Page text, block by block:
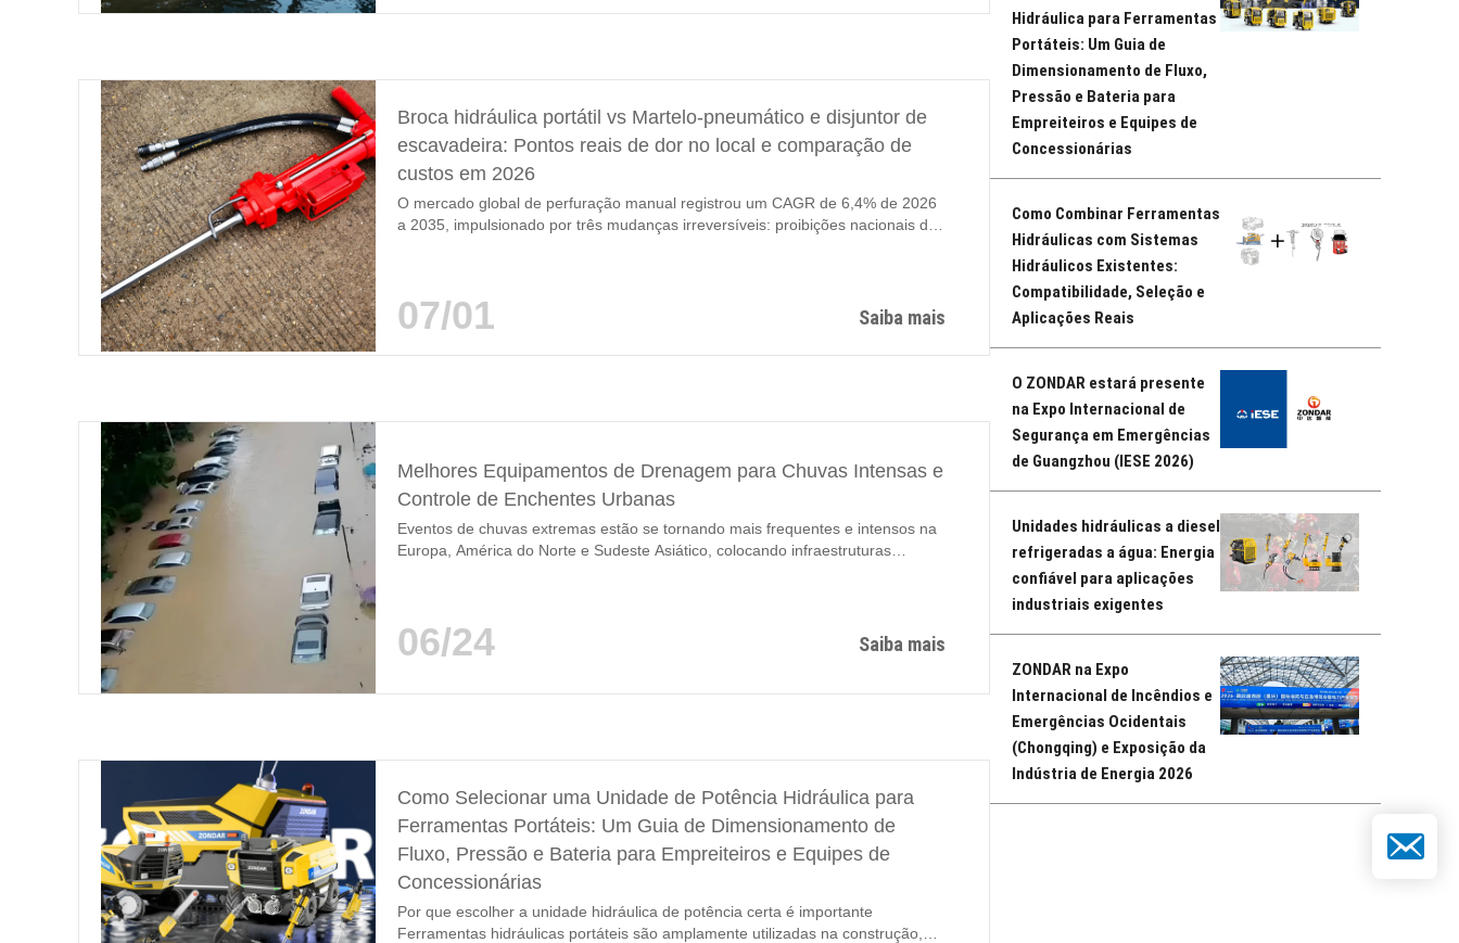
Broca hidráulica portátil vs Martelo-pneumático e disjuntor de
escavadeira: Pontos reais de dor no local e comparação de
custos em 2026
O mercado global de perfuração manual registrou um CAGR de 6,4% de 2026
a 2035, impulsionado por três mudanças irreversíveis: proibições nacionais de
minas artesanais subterrâneas, deve ter tido dificuldades para...
07/01 Saiba mais
Melhores Equipamentos de Drenagem para Chuvas Intensas e
Controle de Enchentes Urbanas
Eventos de chuvas extremas estão se tornando mais frequentes e intensos na
Europa, América do Norte e Sudeste Asiático, colocando infraestruturas
túneis, alagamento de garagens subterrâneas, paralisia do trânsito e até danos
estruturais a instalações municipais. Por...
06/24 Saiba mais
Como Selecionar uma Unidade de Potência Hidráulica para
Ferramentas Portáteis: Um Guia de Dimensionamento de
Fluxo, Pressão e Bateria para Empreiteiros e Equipes de
Concessionárias
Por que escolher a unidade hidráulica de potência certa é importante
Ferramentas hidráulicas portáteis são amplamente utilizadas na construção,
Hidráulica para Ferramentas
Portáteis: Um Guia de
Dimensionamento de Fluxo,
Pressão e Bateria para
Empreiteiros e Equipes de
Concessionárias
Como Combinar Ferramentas
Hidráulicas com Sistemas
Hidráulicos Existentes:
Compatibilidade, Seleção e
Aplicações Reais
O ZONDAR estará presente
na Expo Internacional de
Segurança em Emergências
de Guangzhou (IESE 2026)
Unidades hidráulicas a diesel
refrigeradas a água: Energia
confiável para aplicações
industriais exigentes
ZONDAR na Expo
Internacional de Incêndios e
Emergências Ocidentais
(Chongqing) e Exposição da
Indústria de Energia 2026
E-mail